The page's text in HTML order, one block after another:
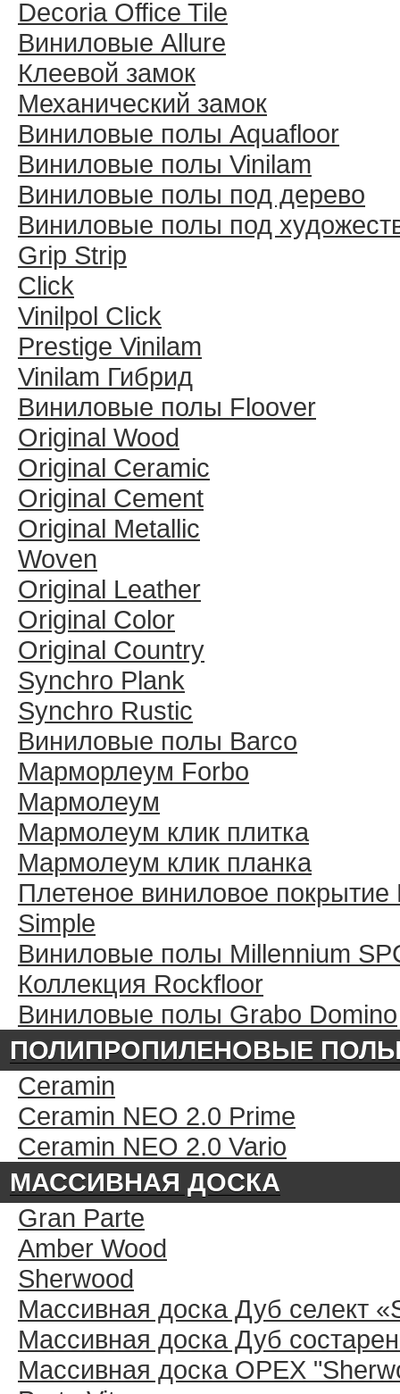
Decoria Office Tile
Виниловые Allure
Клеевой замок
Механический замок
Виниловые полы Aquafloor
Виниловые полы Vinilam
Виниловые полы под дерево
Виниловые полы под
Grip Strip
Click
Vinilpol Click
Prestige Vinilam
Vinilam Гибрид
Виниловые полы Floover
Original Wood
Original Ceramic
Original Cement
Original Metallic
Woven
Original Leather
Original Color
Original Country
Synchro Plank
Synchro Rustic
Виниловые полы Barco
Марморлеум Forbo
Мармолеум
Мармолеум клик плитка
Мармолеум клик планка
Плетеное виниловое покрытие
Simple
Виниловые полы Millennium
Коллекция Rockfloor
Виниловые полы Grabo Domino
ПОЛИПРОПИЛЕНОВЫЕ
Ceramin
Ceramin NEO 2.0 Prime
Ceramin NEO 2.0 Vario
МАССИВНАЯ ДОСКА
Gran Parte
Amber Wood
Sherwood
Массивная доска Дуб селект
Массивная доска Дуб
Массивная доска ОРЕХ